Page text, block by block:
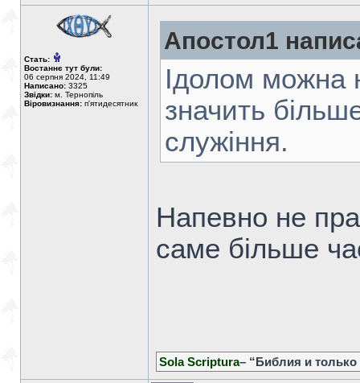
Стать:
Востаннє тут були:
06 серпня 2024, 11:49
Написано: 3325
Звідки: м. Тернопіль
Віровизнання: п'ятидесятник
Апостол1
Ідолом можна
значить
служіння.
Напевно не
саме більше
Sola Scriptura– “Библия и